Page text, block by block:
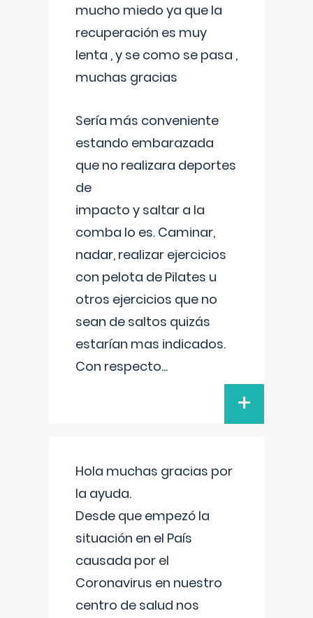
mucho miedo ya que la
recuperación es muy
lenta , y se como se pasa ,
muchas gracias
Sería más conveniente
estando embarazada
que no realizara deportes
de
impacto y saltar a la
comba lo es. Caminar,
nadar, realizar ejercicios
con pelota de Pilates u
otros ejercicios que no
sean de saltos quizás
estarían mas indicados.
Con respecto...
+
Hola muchas gracias por
la ayuda.
Desde que empezó la
situación en el País
causada por el
Coronavirus en nuestro
centro de salud nos